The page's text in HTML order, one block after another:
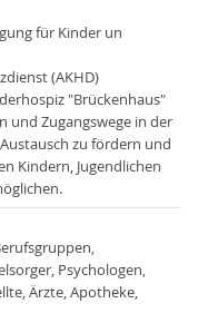
für Kinder un
(AKHD)
"Brückenhaus"
und Zugangswege in der
zu fördern und
Kindern, Jugendlichen
Psychologen,
Ärzte, Apotheke,